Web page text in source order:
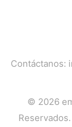
Contáctanos:
© 2026